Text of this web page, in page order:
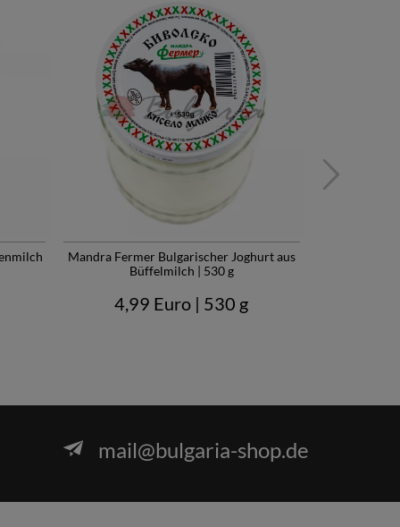
Mandra Fermer Bulgarischer Joghurt aus
Büffelmilch | 530 g
4,99 Euro | 530 g
mail@bulgaria-shop.de